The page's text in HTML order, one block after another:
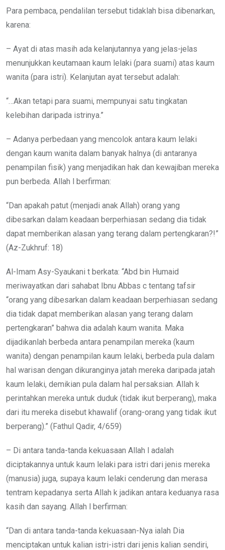
Para pembaca, pendalilan tersebut tidaklah bisa dibenarkan,
karena:
– Ayat di atas masih ada kelanjutannya yang jelas-jelas
menunjukkan keutamaan kaum lelaki (para suami) atas kaum
wanita (para istri). Kelanjutan ayat tersebut adalah:
“…Akan tetapi para suami, mempunyai satu tingkatan
kelebihan daripada istrinya.”
– Adanya perbedaan yang mencolok antara kaum lelaki
dengan kaum wanita dalam banyak halnya (di antaranya
penampilan fisik) yang menjadikan hak dan kewajiban mereka
pun berbeda. Allah l berfirman:
“Dan apakah patut (menjadi anak Allah) orang yang
dibesarkan dalam keadaan berperhiasan sedang dia tidak
dapat memberikan alasan yang terang dalam pertengkaran?!”
(Az-Zukhruf: 18)
Al-Imam Asy-Syaukani t berkata: “Abd bin Humaid
meriwayatkan dari sahabat Ibnu Abbas c tentang tafsir
“orang yang dibesarkan dalam keadaan berperhiasan sedang
dia tidak dapat memberikan alasan yang terang dalam
pertengkaran” bahwa dia adalah kaum wanita. Maka
dijadikanlah berbeda antara penampilan mereka (kaum
wanita) dengan penampilan kaum lelaki, berbeda pula dalam
hal warisan dengan dikuranginya jatah mereka daripada jatah
kaum lelaki, demikian pula dalam hal persaksian. Allah k
perintahkan mereka untuk duduk (tidak ikut berperang), maka
dari itu mereka disebut khawalif (orang-orang yang tidak ikut
berperang).” (Fathul Qadir, 4/659)
– Di antara tanda-tanda kekuasaan Allah l adalah
diciptakannya untuk kaum lelaki para istri dari jenis mereka
(manusia) juga, supaya kaum lelaki cenderung dan merasa
tentram kepadanya serta Allah k jadikan antara keduanya rasa
kasih dan sayang. Allah l berfirman:
“Dan di antara tanda-tanda kekuasaan-Nya ialah Dia
menciptakan untuk kalian istri-istri dari jenis kalian sendiri,